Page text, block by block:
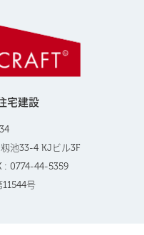
宅建設
池33-4 KJビル3F
: 0774-44-5359
号